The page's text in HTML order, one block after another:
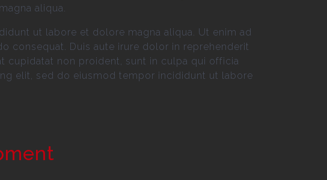
aliqua.
ut labore et dolore magna aliqua. Ut enim ad
consequat. Duis aute irure dolor in reprehenderit
cupidatat non proident, sunt in culpa qui officia
elit, sed do eiusmod tempor incididunt ut labore